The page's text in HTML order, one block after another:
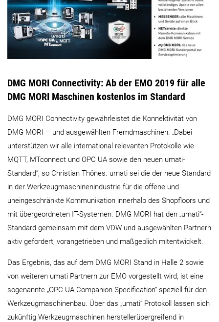
DMG MORI Connectivity: Ab der EMO 2019 für alle
DMG MORI Maschinen kostenlos im Standard
DMG MORI Connectivity gewährleistet die Konnektivität von
DMG MORI – und ausgewählten Fremdmaschinen. „Dabei
unterstützen wir alle international relevanten Protokolle wie
MQTT, MTconnect und OPC UA sowie den neuen umati-
Standard“, so Christian Thönes. umati sei die der neue Standard
in der Werkzeugmaschinenindustrie für die offene und
uneingeschränkte Kommunikation innerhalb des Shopfloors und
mit übergeordneten IT-Systemen. DMG MORI hat den „umati“-
Standard gemeinsam mit dem VDW und ausgewählten Partnern
aktiv gefordert, vorangetrieben und maßgeblich mitentwickelt.
Das Ergebnis, das auf dem DMG MORI Stand in Halle 2 sowie
von weiteren umati Partnern zur EMO vorgestellt wird, ist eine
sogenannte „OPC UA Companion Specification“ speziell für den
Werkzeugmaschinenbau. Über das „umati“ Protokoll lassen sich
zukünftig Werkzeugmaschinen herstellerübergreifend in